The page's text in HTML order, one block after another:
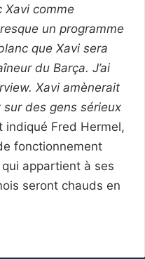
Xavi comme
un programme
que Xavi sera
du Barça. J’ai
Xavi amènerait
des gens sérieux
indiqué Fred Hermel,
fonctionnement
appartient à ses
seront chauds en